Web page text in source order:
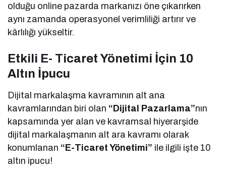
olduğu online pazarda markanızı öne çıkarırken
aynı zamanda operasyonel verimliliği artırır ve
kârlılığı yükseltir.
Etkili E- Ticaret Yönetimi İçin 10
Altın İpucu
Dijital markalaşma kavramının alt ana
kavramlarından biri olan “Dijital Pazarlama”nın
kapsamında yer alan ve kavramsal hiyerarşide
dijital markalaşmanın alt ara kavramı olarak
konumlanan “E-Ticaret Yönetimi” ile ilgili işte 10
altın ipucu!